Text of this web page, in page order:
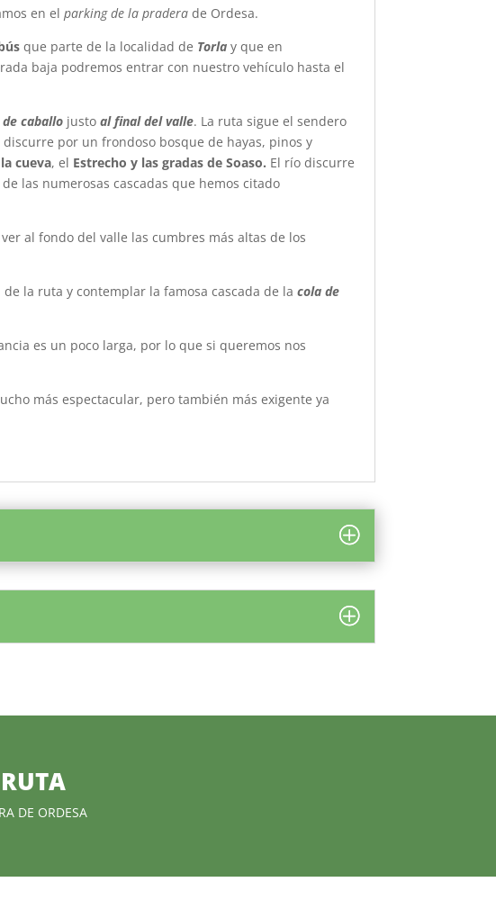
en elparking de la pradera de Ordesa.
que parte de la localidad de Torlay que en
baja podremos entrar con nuestro vehículo hasta el
caballo justoal final del valle. La ruta sigue el sendero
por un frondoso bosque de hayas, pinos y
cueva, el Estrecho y las gradas de Soaso. El río discurre
las numerosas cascadas que hemos citado
al fondo del valle las cumbres más altas de los
la ruta y contemplar la famosa cascada de lacola de
es un poco larga, por lo que si queremos nos
más espectacular, pero también más exigente ya
DE ORDESA